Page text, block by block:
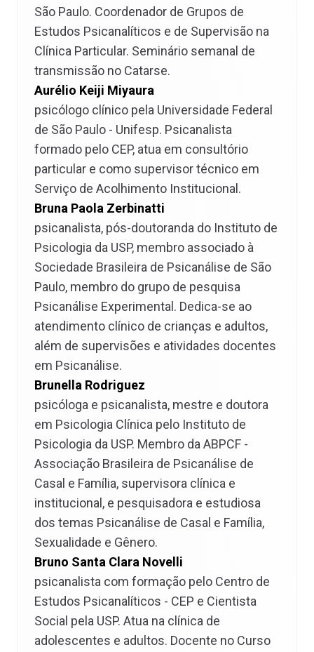
São Paulo. Coordenador de Grupos de
Estudos Psicanalíticos e de Supervisão na
Clínica Particular. Seminário semanal de
transmissão no Catarse.
Aurélio Keiji Miyaura
psicólogo clínico pela Universidade Federal
de São Paulo - Unifesp. Psicanalista
formado pelo CEP, atua em consultório
particular e como supervisor técnico em
Serviço de Acolhimento Institucional.
Bruna Paola Zerbinatti
psicanalista, pós-doutoranda do Instituto de
Psicologia da USP, membro associado à
Sociedade Brasileira de Psicanálise de São
Paulo, membro do grupo de pesquisa
Psicanálise Experimental. Dedica-se ao
atendimento clínico de crianças e adultos,
além de supervisões e atividades docentes
em Psicanálise.
Brunella Rodriguez
psicóloga e psicanalista, mestre e doutora
em Psicologia Clínica pelo Instituto de
Psicologia da USP. Membro da ABPCF -
Associação Brasileira de Psicanálise de
Casal e Família, supervisora clínica e
institucional, e pesquisadora e estudiosa
dos temas Psicanálise de Casal e Família,
Sexualidade e Gênero.
Bruno Santa Clara Novelli
psicanalista com formação pelo Centro de
Estudos Psicanalíticos - CEP e Cientista
Social pela USP. Atua na clínica de
adolescentes e adultos. Docente no Curso